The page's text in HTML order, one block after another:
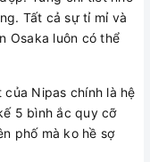
Tất cả sự tỉ mỉ và
Osaka luôn có thể
Nipas chính là hệ
5 bình ắc quy cỡ
phố mà ko hề sợ